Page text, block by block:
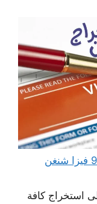
مكتب استخراج فيزا شنغن 98951133 فيزا شنغن
استخراج كافة